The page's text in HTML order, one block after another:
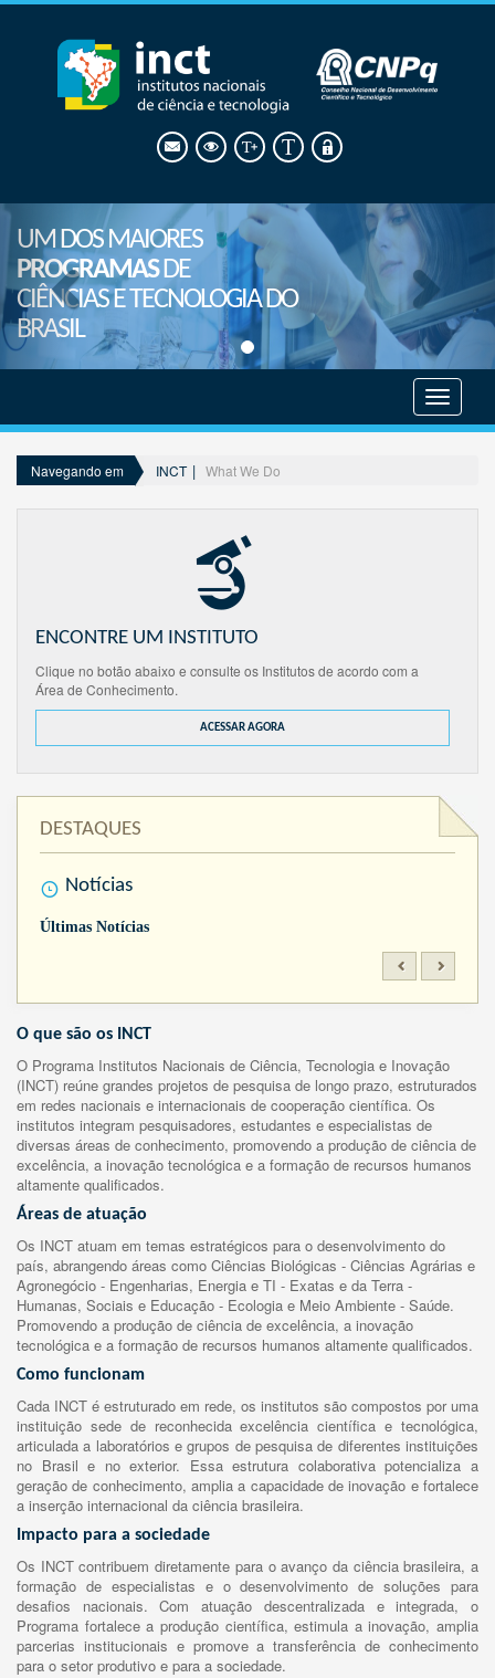
UM DOS MAIORES
PROGRAMASDE
CIÊNCIAS E TECNOLOGIA DO
BRASIL
menu
Navegando em INCT What We Do
ENCONTRE UM INSTITUTO
Clique no botão abaixo e consulte os Institutos de acordo com a
Área de Conhecimento.
ACESSAR AGORA
DESTAQUES
Notícias
Últimas Notícias
O que são os INCT
O Programa Institutos Nacionais de Ciência, Tecnologia e Inovação
(INCT) reúne grandes projetos de pesquisa de longo prazo, estruturados
em redes nacionais e internacionais de cooperação científica. Os
institutos integram pesquisadores, estudantes e especialistas de
diversas áreas de conhecimento, promovendo a produção de ciência de
excelência, a inovação tecnológica e a formação de recursos humanos
altamente qualificados.
Áreas de atuação
Os INCT atuam em temas estratégicos para o desenvolvimento do
país, abrangendo áreas como Ciências Biológicas - Ciências Agrárias e
Agronegócio - Engenharias, Energia e TI - Exatas e da Terra -
Humanas, Sociais e Educação - Ecologia e Meio Ambiente - Saúde.
Promovendo a produção de ciência de excelência, a inovação
tecnológica e a formação de recursos humanos altamente qualificados.
Como funcionam
Cada INCT é estruturado em rede, os institutos são compostos por uma
instituição sede de reconhecida excelência científica e tecnológica,
articulada a laboratórios e grupos de pesquisa de diferentes instituições
no Brasil e no exterior. Essa estrutura colaborativa potencializa a
geração de conhecimento, amplia a capacidade de inovação e fortalece
a inserção internacional da ciência brasileira.
Impacto para a sociedade
Os INCT contribuem diretamente para o avanço da ciência brasileira, a
formação de especialistas e o desenvolvimento de soluções para
desafios nacionais. Com atuação descentralizada e integrada, o
Programa fortalece a produção científica, estimula a inovação, amplia
parcerias institucionais e promove a transferência de conhecimento
para o setor produtivo e para a sociedade.